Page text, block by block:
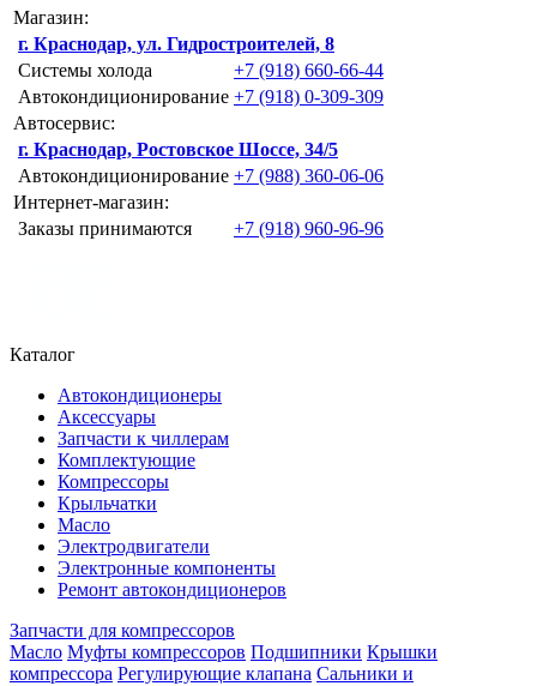
Магазин:
г. Краснодар, ул. Гидростроителей, 8
Системы холода
+7 (918) 660-66-44
Автокондиционирование +7 (918) 0-309-309
Автосервис:
г. Краснодар, Ростовское Шоссе, 34/5
Автокондиционирование +7 (988) 360-06-06
Интернет-магазин:
Заказы принимаются
+7 (918) 960-96-96
Каталог
Автокондиционеры
Аксессуары
Запчасти к чиллерам
Комплектующие
Компрессоры
Крыльчатки
Масло
Электродвигатели
Электронные компоненты
Ремонт автокондиционеров
Запчасти для компрессоров
Масло Муфты компрессоров Подшипники Крышки
компрессора Регулирующие клапана Сальники и